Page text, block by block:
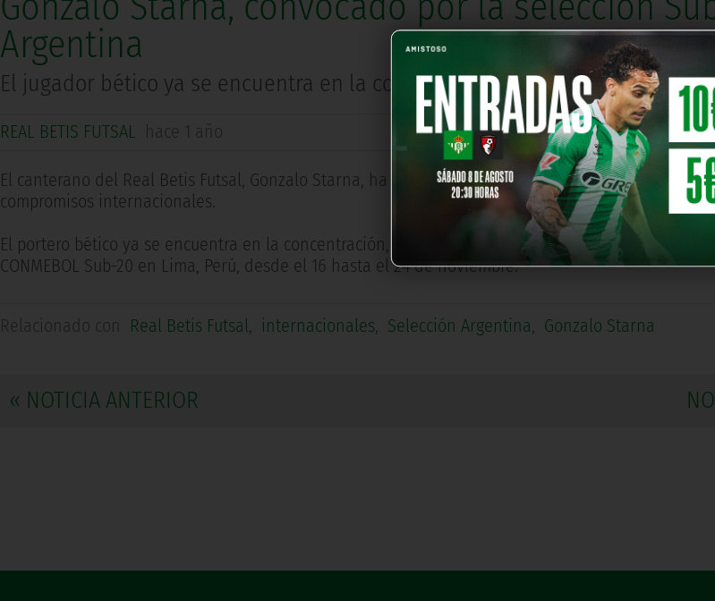
Argentina
El jugador bético ya se encuentra en la concentración
REAL BETIS FUTSAL hace 1 año
El canterano del Real Betis Futsal, Gonzalo Starna, ha sido llamado por la Selección Argentina
compromisos internacionales.
El portero bético ya se encuentra en la concentración, que consiste en una serie de
CONMEBOL Sub-20 en Lima, Perú, desde el 16 hasta el 24 de noviembre.
Relacionado con Real Betis Futsal, internacionales, Selección Argentina, Gonzalo Starna
« NOTICIA ANTERIOR